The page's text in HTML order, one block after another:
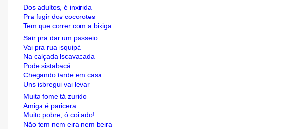
Dos adultos, é inxirida
Pra fugir dos cocorotes
Tem que correr com a bixiga
Sair pra dar um passeio
Vai pra rua isquipá
Na calçada iscavacada
Pode sistabacá
Chegando tarde em casa
Uns isbregui vai levar
Muita fome tá zurido
Amiga é paricera
Muito pobre, ó coitado!
Não tem nem eira nem beira